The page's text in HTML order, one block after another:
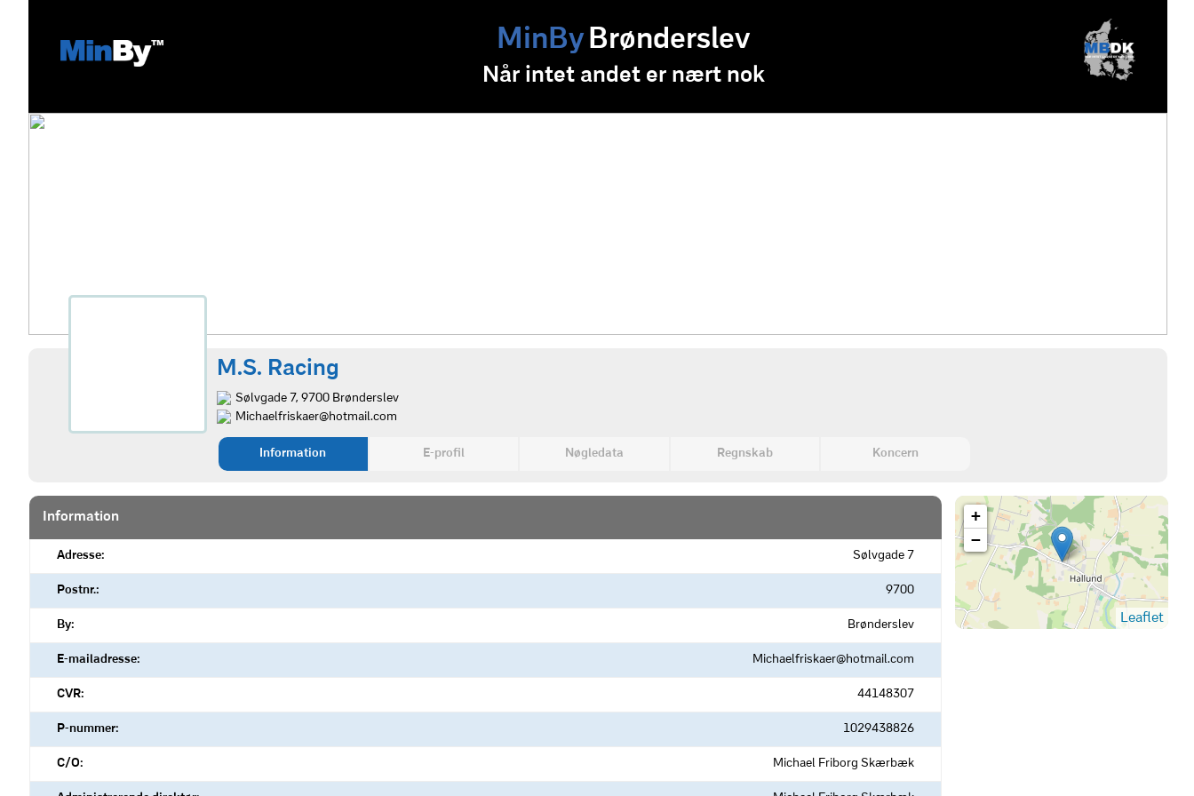
MinByBrønderslev
Når intet andet er nært nok
M.S. Racing
Sølvgade 7, 9700 Brønderslev
Michaelfriskaer@hotmail.com
Information E-profil Nøgledata Regnskab Koncern
Information
Adresse: Sølvgade 7
Postnr.: 9700
By: Brønderslev
E-mailadresse: Michaelfriskaer@hotmail.com
CVR: 44148307
P-nummer: 1029438826
C/O: Michael Friborg Skærbæk
+
−
Leaflet